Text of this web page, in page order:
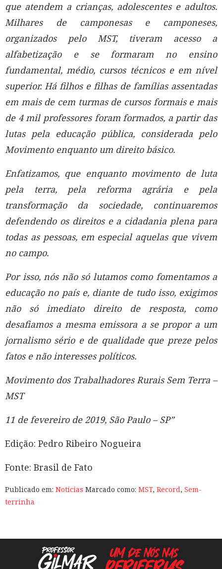
que atendem a crianças, adolescentes e adultos.
Milhares de camponesas e camponeses,
organizados pelo MST, tiveram acesso a
alfabetização e se formaram no ensino
fundamental, médio, cursos técnicos e em nível
superior. Há filhos e filhas de famílias assentadas
em mais de cem turmas de cursos formais e mais
de 4 mil professores foram formados, a partir das
lutas pela educação pública, considerada pelo
Movimento enquanto um direito básico.
Enfatizamos, que enquanto movimento de luta
pela terra, pela reforma agrária e pela
transformação da sociedade, continuaremos
defendendo os direitos e a cidadania plena para
todas as pessoas, em especial aquelas que vivem
no campo.
Por isso, nós não só lutamos como fomentamos a
educação no país e, diante de tudo isso, exigimos
não só imediato direito de resposta, como
desafiamos a mesma emissora a se propor a um
jornalismo sério e de qualidade que preze pelos
fatos e não interesses políticos.
Movimento dos Trabalhadores Rurais Sem Terra –
MST
11 de fevereiro de 2019, São Paulo – SP”
Edição: Pedro Ribeiro Nogueira
Fonte: Brasil de Fato
Publicado em: Notícias Marcado como: MST, Record, Sem-
terrinha